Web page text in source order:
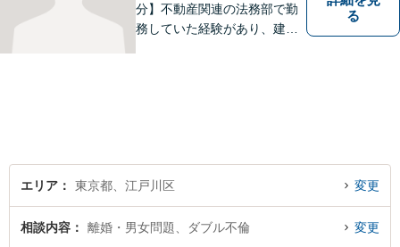
分】不動産関連の法務部で勤
務していた経験があり、建築
さい。
る
エリア 東京都、江戸川区 変更
相談内容 離婚・男女問題、ダブル不倫 変更